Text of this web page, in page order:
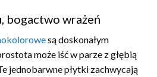
bogactwo wrażeń
są doskonałym
może iść w parze z głębią
jednobarwne płytki zachwycają